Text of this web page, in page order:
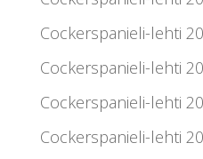
Cockerspanieli-lehti
Cockerspanieli-lehti
Cockerspanieli-lehti
Cockerspanieli-lehti